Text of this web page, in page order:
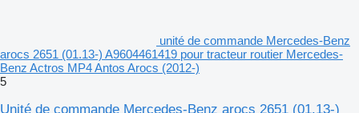
unité de commande Mercedes-Benz
arocs 2651 (01.13-) A9604461419 pour tracteur routier Mercedes-
Benz Actros MP4 Antos Arocs (2012-)
5
Unité de commande Mercedes-Benz arocs 2651 (01.13-)